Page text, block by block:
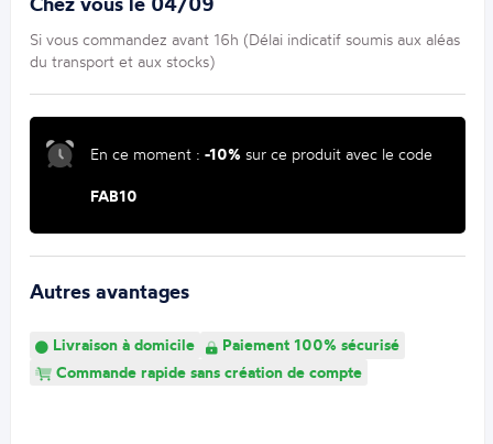
Si vous commandez avant 16h (Délai indicatif soumis aux aléas
du transport et aux stocks)
En ce moment :-10% sur ce produit avec le code
FAB10
Autres avantages
Livraison à domicile
Paiement 100% sécurisé
Commande rapide sans création de compte